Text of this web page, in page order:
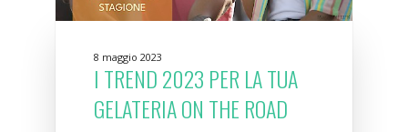
8 maggio 2023
I TREND 2023 PER LA TUA
GELATERIA ON THE ROAD